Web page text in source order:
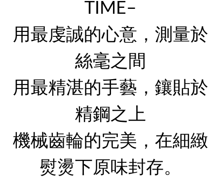
TIME–
用最虔誠的心意，測量於
絲毫之間
用最精湛的手藝，鑲貼於
精鋼之上
機械齒輪的完美，在細緻
熨燙下原味封存。